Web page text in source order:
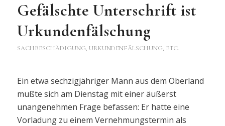
Gefälschte Unterschrift ist
Urkundenfälschung
SACHBESCHÄDIGUNG, URKUNDENFÄLSCHUNG, ETC.
Ein etwa sechzigjähriger Mann aus dem Oberland
mußte sich am Dienstag mit einer äußerst
unangenehmen Frage befassen: Er hatte eine
Vorladung zu einem Vernehmungstermin als